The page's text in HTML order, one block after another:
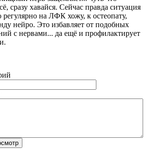
сразу хавайся. Сейчас правда ситуация
на ЛФК хожу, к остеопату,
нейро. Это избавляет от подобных
с нервами... да ещё и профилактирует